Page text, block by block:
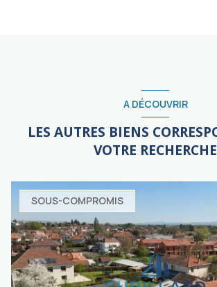
A DÉCOUVRIR
LES AUTRES BIENS
VOTRE RECHERCHE
SOUS-COMPROMIS